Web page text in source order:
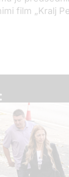
film „Kralj